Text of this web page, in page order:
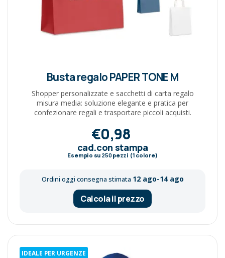
Busta regalo PAPER TONE M
Shopper personalizzate e sacchetti di carta regalo
misura media: soluzione elegante e pratica per
confezionare regali e trasportare piccoli acquisti.
€0,98
cad.con stampa
Esempio su 250pezzi (1 colore)
Ordini oggi consegna stimata 12 ago-14 ago
Calcola il prezzo
IDEALE PER URGENZE